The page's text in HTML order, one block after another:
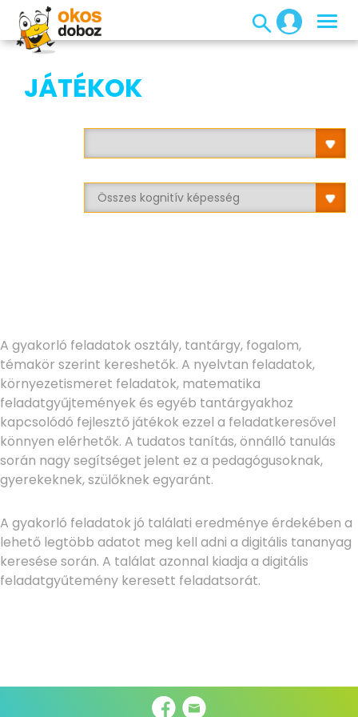
JÁTÉKOK
A gyakorló feladatok osztály, tantárgy, fogalom,
témakör szerint kereshetők. A nyelvtan feladatok,
környezetismeret feladatok, matematika
feladatgyűjtemények és egyéb tantárgyakhoz
kapcsolódó fejlesztő játékok ezzel a feladatkeresővel
könnyen elérhetők. A tudatos tanítás, önnálló tanulás
során nagy segítséget jelent ez a pedagógusoknak,
gyerekeknek, szülőknek egyaránt.
A gyakorló feladatok jó találati eredménye érdekében a
lehető legtöbb adatot meg kell adni a digitális tananyag
keresése során. A találat azonnal kiadja a digitális
feladatgyűtemény keresett feladatsorát.